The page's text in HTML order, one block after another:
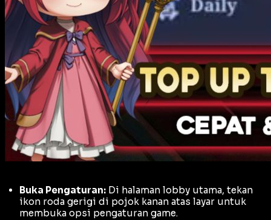
Buka Pengaturan: Di halaman lobby utama, tekan
ikon roda gerigi di pojok kanan atas layar untuk
membuka opsi pengaturan game.